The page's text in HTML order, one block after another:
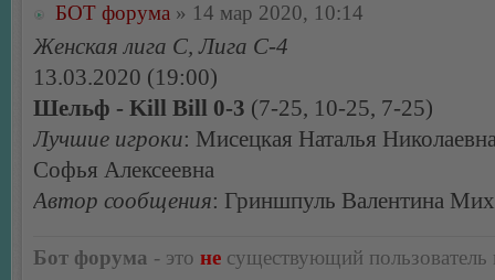
БОТ форума » 14 мар 2020, 10:14
Женская лига С, Лига С-4
13.03.2020 (19:00)
Шельф - Kill Bill 0-3 (7-25, 10-25, 7-25)
Лучшие игроки: Мисецкая Наталья
Софья Алексеевна
Автор сообщения: Гриншпуль Валентина
Бот форума - это не существующий пользователь